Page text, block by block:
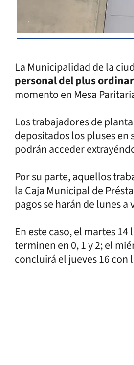
La Municipalidad de la
personal del plus
momento en Mesa
Los trabajadores de
depositados los pluses en
podrán acceder
Por su parte, aquellos
la Caja Municipal de
pagos se harán de lunes a
En este caso, el martes
terminen en 0, 1 y 2; el
concluirá el jueves 16 con